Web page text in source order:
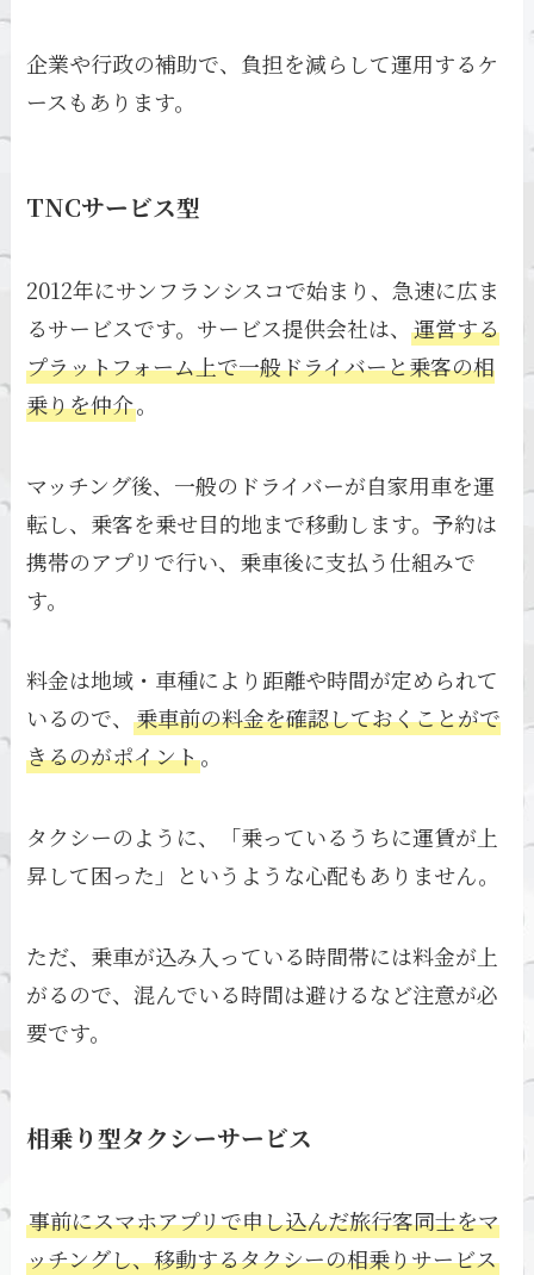
企業や行政の補助で、負担を減らして運用するケ
ースもあります。
TNCサービス型
2012年にサンフランシスコで始まり、急速に広ま
るサービスです。サービス提供会社は、運営する
プラットフォーム上で一般ドライバーと乗客の相
乗りを仲介。
マッチング後、一般のドライバーが自家用車を運
転し、乗客を乗せ目的地まで移動します。予約は
携帯のアプリで行い、乗車後に支払う仕組みで
す。
料金は地域・車種により距離や時間が定められて
いるので、乗車前の料金を確認しておくことがで
きるのがポイント。
タクシーのように、「乗っているうちに運賃が上
昇して困った」というような心配もありません。
ただ、乗車が込み入っている時間帯には料金が上
がるので、混んでいる時間は避けるなど注意が必
要です。
相乗り型タクシーサービス
事前にスマホアプリで申し込んだ旅行客同士をマ
ッチングし、移動するタクシーの相乗りサービス